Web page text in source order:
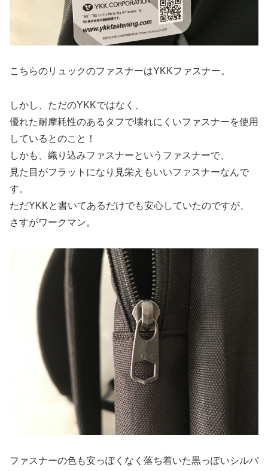
こちらのリュックのファスナーはYKKファスナー。
しかし、ただのYKKではなく、
優れた耐摩耗性のあるタフで壊れにくいファスナーを使用
しているとのこと！
しかも、織り込みファスナーというファスナーで、
見た目がフラットになり見栄えもいいファスナーなんで
す。
ただYKKと書いてあるだけでも安心していたのですが、
さすがワークマン。
ファスナーの色も安っぽくなく落ち着いた黒っぽいシルバ